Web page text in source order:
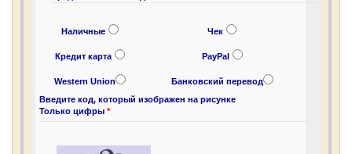
Наличные Чек
Кредит карта PayPal
Western Union
Банковский перевод
Введите код, который изображен на рисунке
Только цифры *